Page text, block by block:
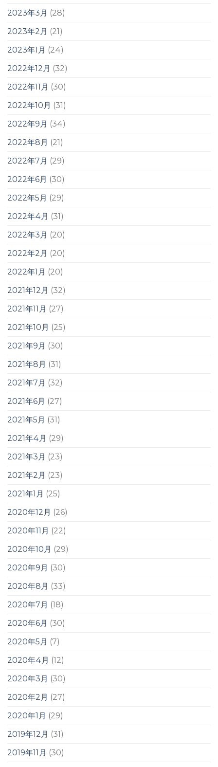
2023年3月 (28)
2023年2月 (21)
2023年1月 (24)
2022年12月 (32)
2022年11月 (30)
2022年10月 (31)
2022年9月 (34)
2022年8月 (21)
2022年7月 (29)
2022年6月 (30)
2022年5月 (29)
2022年4月 (31)
2022年3月 (20)
2022年2月 (20)
2022年1月 (20)
2021年12月 (32)
2021年11月 (27)
2021年10月 (25)
2021年9月 (30)
2021年8月 (31)
2021年7月 (32)
2021年6月 (27)
2021年5月 (31)
2021年4月 (29)
2021年3月 (23)
2021年2月 (23)
2021年1月 (25)
2020年12月 (26)
2020年11月 (22)
2020年10月 (29)
2020年9月 (30)
2020年8月 (33)
2020年7月 (18)
2020年6月 (30)
2020年5月 (7)
2020年4月 (12)
2020年3月 (30)
2020年2月 (27)
2020年1月 (29)
2019年12月 (31)
2019年11月 (30)